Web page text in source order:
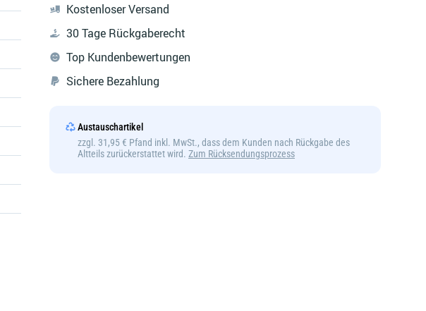
Kostenloser Versand
30 Tage Rückgaberecht
Top Kundenbewertungen
Sichere Bezahlung
Austauschartikel
zzgl. 31,95 € Pfand inkl. MwSt., dass dem Kunden nach Rückgabe des
Altteils zurückerstattet wird. Zum Rücksendungsprozess